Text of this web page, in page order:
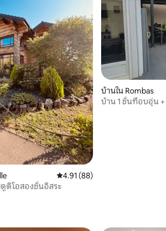
คะแนนเฉลี่ย 4.91 จาก 5, 88 รีวิว
4.91 (88)
ดิโอซีเคร็ต สตูดิโอสองชั้นอิสระ
บ้านใน Rombas
บ้าน 1 ชั้นที่อบอุ่น +